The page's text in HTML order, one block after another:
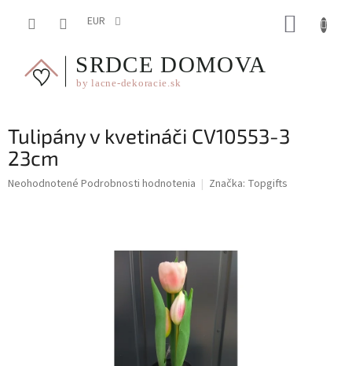
EUR
Tulipány v kvetináči CV10553-3
23cm
Priemerné
Neohodnotené Podrobnosti hodnotenia Značka: Topgifts